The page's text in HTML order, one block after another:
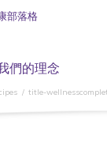
部落格
們的理念
title-